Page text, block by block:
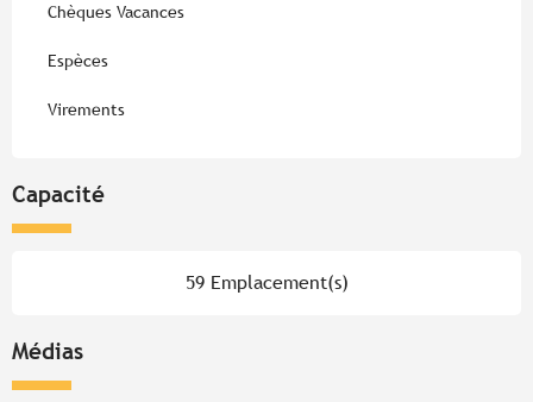
Chèques Vacances
Espèces
Virements
Capacité
59 Emplacement(s)
Médias